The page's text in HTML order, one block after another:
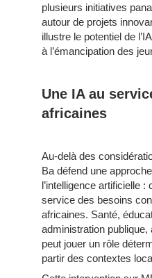
plusieurs initiatives
autour de projets
illustre le potentiel de
à l’émancipation des
Une IA au
africaines
Au-delà des
Ba défend une
l’intelligence artificielle :
service des besoins
africaines. Santé,
administration publique,
peut jouer un rôle
partir des contextes